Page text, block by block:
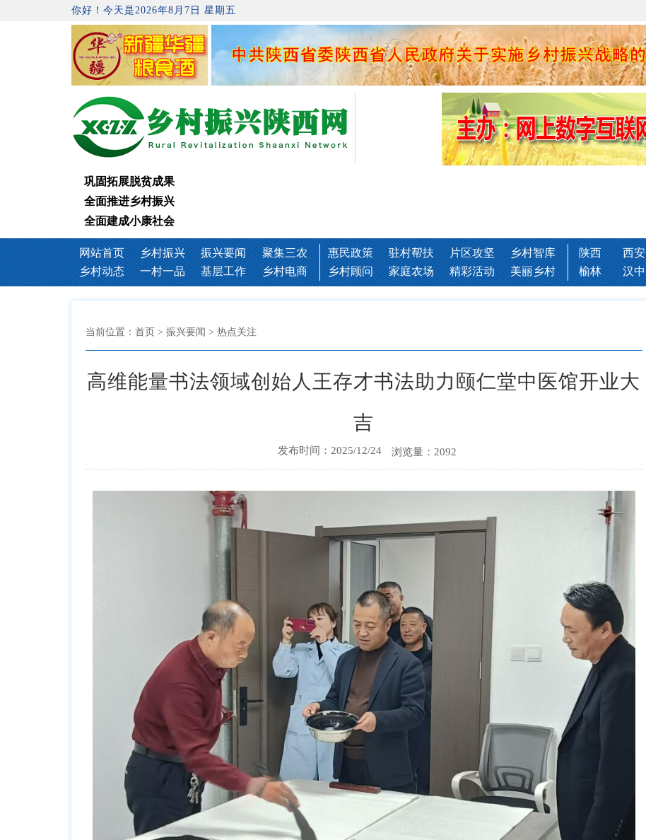
你好！今天是2026年8月7日 星期五
巩固拓展脱贫成果
全面推进乡村振兴
全面建成小康社会
网站首页 乡村振兴 振兴要闻
聚集三农
乡村动态
一村一品 基层工作 乡村电商
惠民政策 驻村帮扶 片区攻坚
乡村智库
乡村顾问
家庭农场 精彩活动 美丽乡村
陕西 西安
榆林
汉中
当前位置： 首页 > 振兴要闻 > 热点关注
高维能量书法领域创始人王存才书法助力颐仁堂中医馆开业大
吉
发布时间：2025/12/24 浏览量：2092